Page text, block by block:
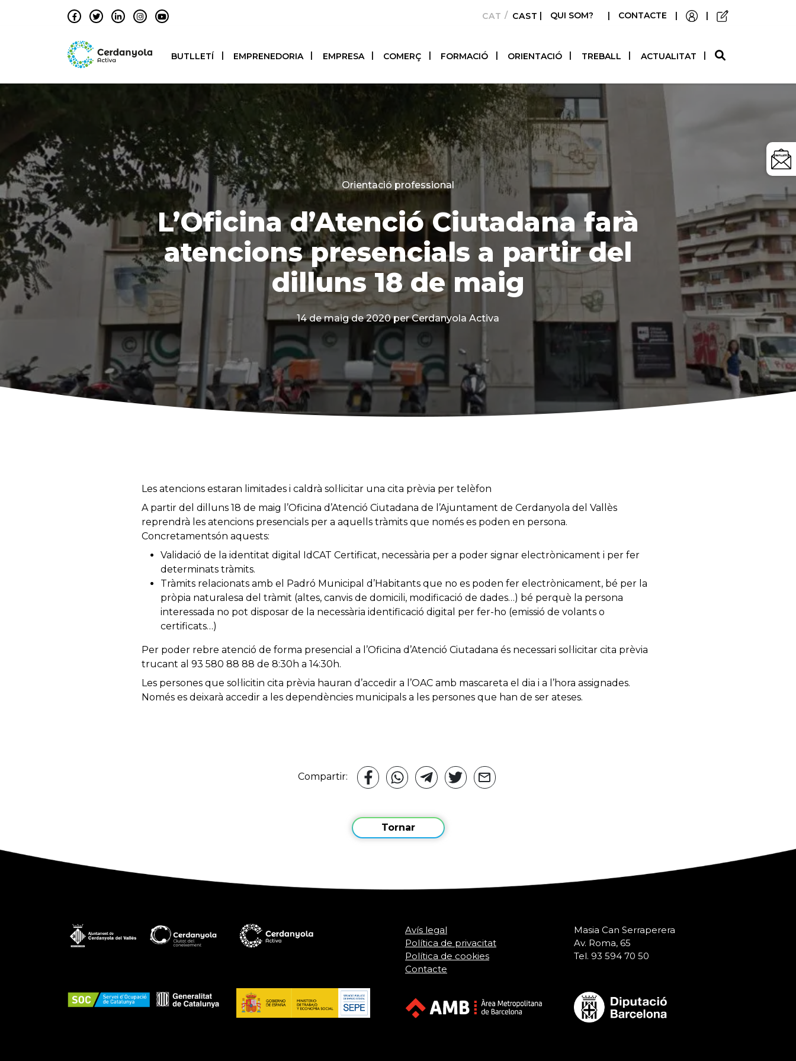
CATALÀCASTELLANO
| QUI SOM? | CONTACTE | |
BUTLLETÍ EMPRENEDORIA EMPRESA COMERÇ FORMACIÓ ORIENTACIÓ TREBALL ACTUALITAT
Categories
Orientació professional
L’Oficina d’Atenció Ciutadana farà
atencions presencials a partir del
dilluns 18 de maig
14 de maig de 2020 per Cerdanyola Activa
Les atencions estaran limitades i caldrà sol·licitar una cita prèvia per telèfon
A partir del dilluns 18 de maig l’Oficina d’Atenció Ciutadana de l’Ajuntament de Cerdanyola del Vallès
reprendrà les atencions presencials per a aquells tràmits que només es poden en persona.
Concretamentsón aquests:
Validació de la identitat digital IdCAT Certificat, necessària per a poder signar electrònicament i per fer
determinats tràmits.
Tràmits relacionats amb el Padró Municipal d’Habitants que no es poden fer electrònicament, bé per la
pròpia naturalesa del tràmit (altes, canvis de domicili, modificació de dades…) bé perquè la persona
interessada no pot disposar de la necessària identificació digital per fer-ho (emissió de volants o
certificats…)
Per poder rebre atenció de forma presencial a l’Oficina d’Atenció Ciutadana és necessari sol·licitar cita prèvia
trucant al 93 580 88 88 de 8:30h a 14:30h.
Les persones que sol·licitin cita prèvia hauran d’accedir a l’OAC amb mascareta el dia i a l’hora assignades.
Només es deixarà accedir a les dependències municipals a les persones que han de ser ateses.
Compartir:
Tornar
Avís legal
Política de privacitat
Política de cookies
Contacte
Masia Can Serraperera
Av. Roma, 65
Tel. 93 594 70 50